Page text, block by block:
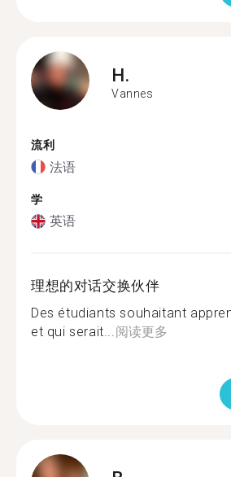
H.
Vannes
流利
法语
学
英语
理想的对话交换伙伴
Des étudiants souhaitant
et qui serait...阅读更多